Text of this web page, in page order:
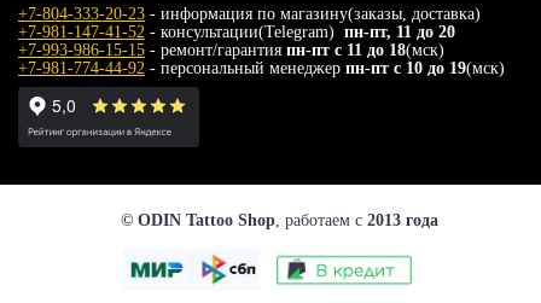
+7-804-333-20-23 - информация по магазину(заказы, доставка)
+7-981-147-41-52 - консультации(Telegram) пн-пт, 11 до 20
+7-993-986-15-15 - ремонт/гарантия пн-пт с 11 до 18(мск)
+7-981-774-44-92 - персональный менеджер пн-пт с 10 до 19(мск)
© ODIN Tattoo Shop, работаем с 2013 года